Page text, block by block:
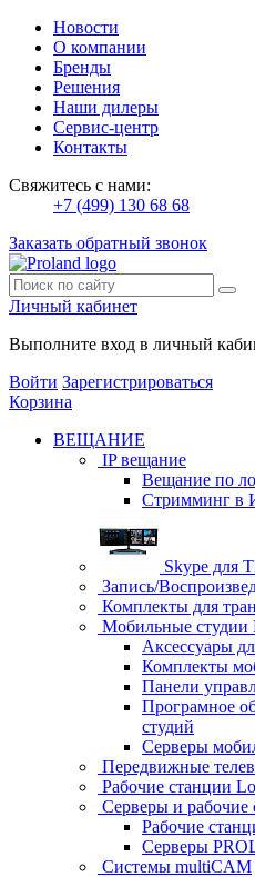
Новости
О компании
Бренды
Решения
Наши дилеры
Сервис-центр
Контакты
Свяжитесь с нами:
+7 (499) 130 68 68
Заказать обратный звонок
Личный кабинет
Выполните вход в личный
Войти Зарегистрироваться
Корзина
ВЕЩАНИЕ
IP вещание
Вещание по
Стримминг в
Skype для
Запись/
Комплекты для
Мобильные студии
Аксессуары
Комплекты
Панели
Програмное
студий
Серверы
Передвижные
Рабочие станции
Серверы и рабочие
Рабочие
Серверы
Системы multiCAM